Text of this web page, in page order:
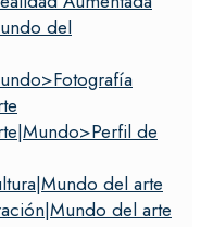
del
de
del arte
del arte